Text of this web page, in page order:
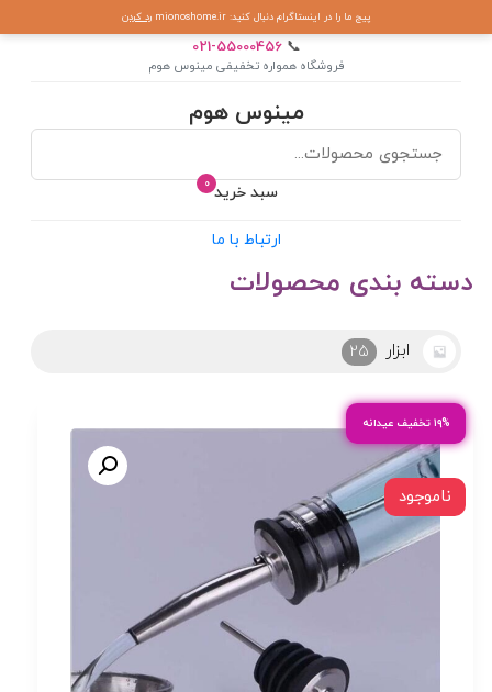
پیج ما را در اینستاگرام دنبال کنید: mionoshome.ir رد کردن
📞
021-55000456
فروشگاه همواره تخفیفی مینوس هوم
مینوس هوم
0 سبد خرید
ارتباط با ما
دسته بندی محصولات
ابزار 25
۱۹% تخفیف عیدانه
ناموجود